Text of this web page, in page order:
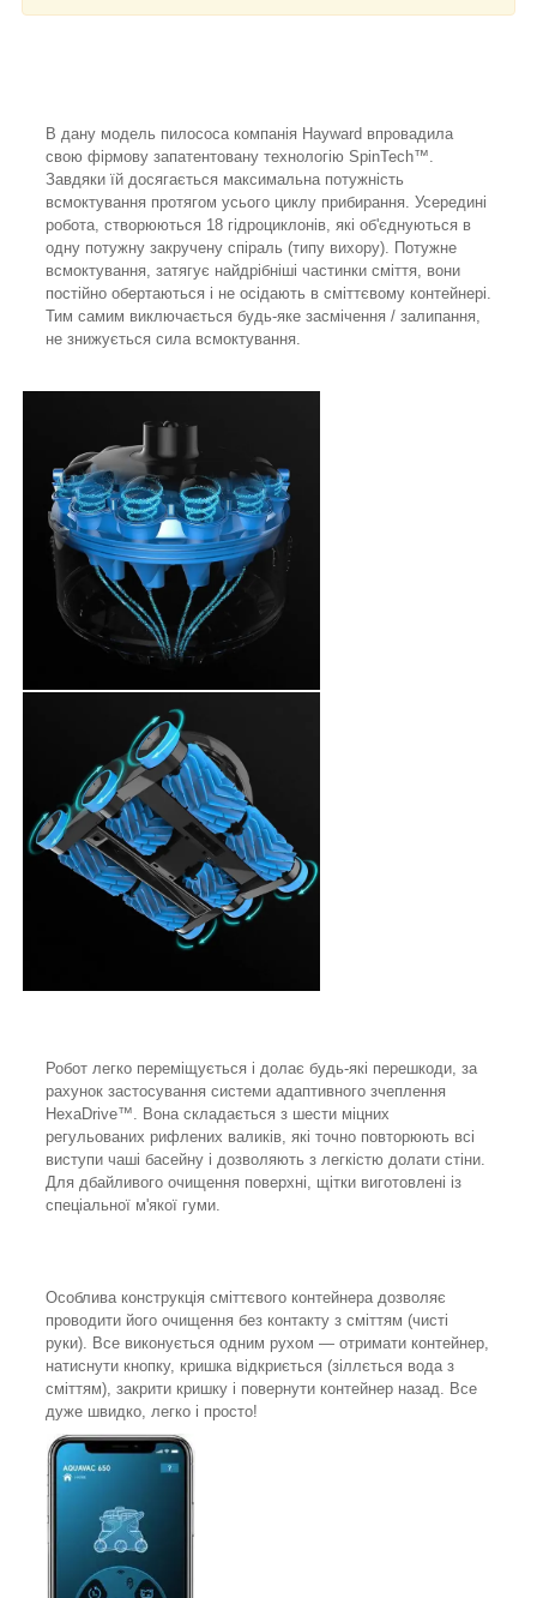
В дану модель пилососа компанія Hayward впровадила
свою фірмову запатентовану технологію SpinTech™.
Завдяки їй досягається максимальна потужність
всмоктування протягом усього циклу прибирання. Усередині
робота, створюються 18 гідроциклонів, які об'єднуються в
одну потужну закручену спіраль (типу вихору). Потужне
всмоктування, затягує найдрібніші частинки сміття, вони
постійно обертаються і не осідають в сміттєвому контейнері.
Тим самим виключається будь-яке засмічення / залипання,
не знижується сила всмоктування.
Робот легко переміщується і долає будь-які перешкоди, за
рахунок застосування системи адаптивного зчеплення
HexaDrive™. Вона складається з шести міцних
регульованих рифлених валиків, які точно повторюють всі
виступи чаші басейну і дозволяють з легкістю долати стіни.
Для дбайливого очищення поверхні, щітки виготовлені із
спеціальної м'якої гуми.
Особлива конструкція сміттєвого контейнера дозволяє
проводити його очищення без контакту з сміттям (чисті
руки). Все виконується одним рухом — отримати контейнер,
натиснути кнопку, кришка відкриється (зіллється вода з
сміттям), закрити кришку і повернути контейнер назад. Все
дуже швидко, легко і просто!